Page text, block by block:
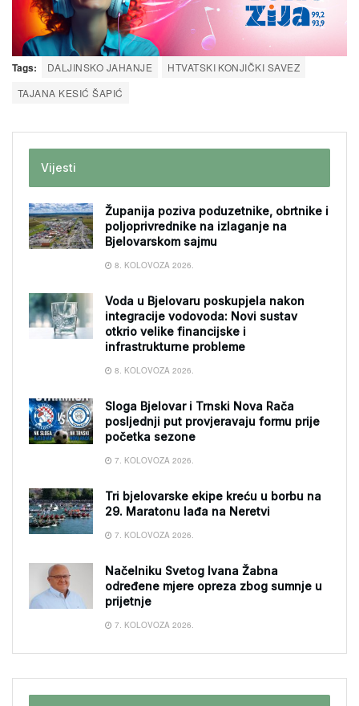
Tags: DALJINSKO JAHANJE
HTVATSKI KONJIČKI SAVEZ
TAJANA KESIĆ ŠAPIĆ
Vijesti
Županija poziva poduzetnike, obrtnike i
poljoprivrednike na izlaganje na
Bjelovarskom sajmu
8. KOLOVOZA 2026.
Voda u Bjelovaru poskupjela nakon
integracije vodovoda: Novi sustav
otkrio velike financijske i
infrastrukturne probleme
8. KOLOVOZA 2026.
Sloga Bjelovar i Trnski Nova Rača
posljednji put provjeravaju formu prije
početka sezone
7. KOLOVOZA 2026.
Tri bjelovarske ekipe kreću u borbu na
29. Maratonu lađa na Neretvi
7. KOLOVOZA 2026.
Načelniku Svetog Ivana Žabna
određene mjere opreza zbog sumnje u
prijetnje
7. KOLOVOZA 2026.